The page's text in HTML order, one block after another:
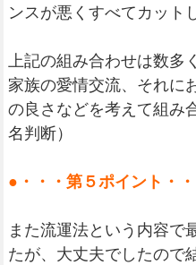
ンスが悪くすべてカット
上記の組み合わせは数多
家族の愛情交流、それに
の良さなどを考えて組み
名判断）
●・・・第５ポイント・
また流運法という内容で
たが、大丈夫でしたので